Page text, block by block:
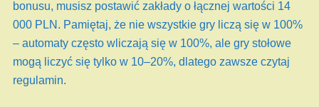
bonusu, musisz postawić zakłady o łącznej wartości 14
000 PLN. Pamiętaj, że nie wszystkie gry liczą się w 100%
– automaty często wliczają się w 100%, ale gry stołowe
mogą liczyć się tylko w 10–20%, dlatego zawsze czytaj
regulamin.